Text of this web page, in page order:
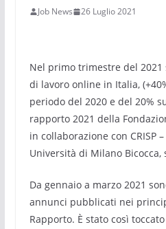
Job News 26 Luglio 2021
Nel primo trimestre del
di lavoro online in Italia,
periodo del 2020 e del 20%
rapporto 2021 della
in collaborazione con CRISP
Università di Milano
Da gennaio a marzo 2021
annunci pubblicati nei
Rapporto. È stato così